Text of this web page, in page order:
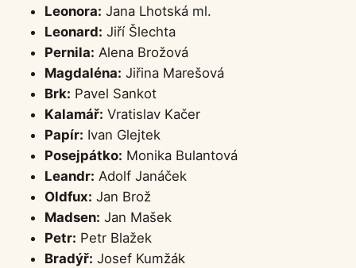
Leonora: Jana Lhotská ml.
Leonard: Jiří Šlechta
Pernila: Alena Brožová
Magdaléna: Jiřina Marešová
Brk: Pavel Sankot
Kalamář: Vratislav Kačer
Papír: Ivan Glejtek
Posejpátko: Monika Bulantová
Leandr: Adolf Janáček
Oldfux: Jan Brož
Madsen: Jan Mašek
Petr: Petr Blažek
Bradýř: Josef Kumžák